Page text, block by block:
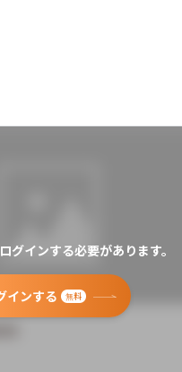
グインする必要があります。
インする 無料